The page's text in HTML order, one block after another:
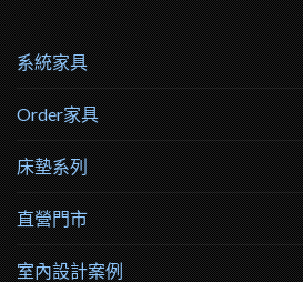
系統家具
Order家具
床墊系列
直營門市
室內設計案例